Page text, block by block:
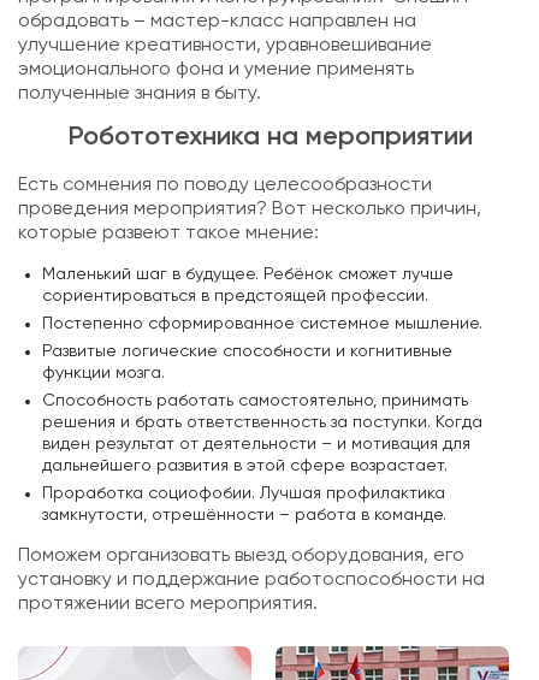
обрадовать – мастер-класс направлен на
улучшение креативности, уравновешивание
эмоционального фона и умение применять
полученные знания в быту.
Робототехника на мероприятии
Есть сомнения по поводу целесообразности
проведения мероприятия? Вот несколько причин,
которые развеют такое мнение:
Маленький шаг в будущее. Ребёнок сможет лучше
сориентироваться в предстоящей профессии.
Постепенно сформированное системное мышление.
Развитые логические способности и когнитивные
функции мозга.
Способность работать самостоятельно, принимать
решения и брать ответственность за поступки. Когда
виден результат от деятельности – и мотивация для
дальнейшего развития в этой сфере возрастает.
Проработка социофобии. Лучшая профилактика
замкнутости, отрешённости – работа в команде.
Поможем организовать выезд оборудования, его
установку и поддержание работоспособности на
протяжении всего мероприятия.